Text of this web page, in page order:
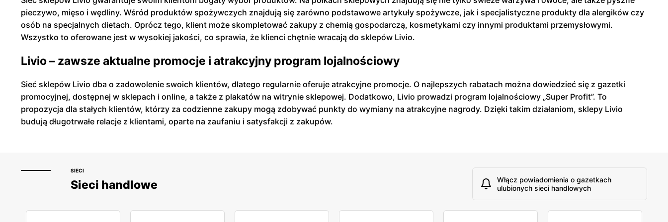
pieczywo, mięso i wędliny. Wśród produktów spożywczych znajdują się zarówno podstawowe artykuły spożywcze, jak i specjalistyczne produkty dla alergików czy
osób na specjalnych dietach. Oprócz tego, klient może skompletować zakupy z chemią gospodarczą, kosmetykami czy innymi produktami przemysłowymi.
Wszystko to oferowane jest w wysokiej jakości, co sprawia, że klienci chętnie wracają do sklepów Livio.
Livio – zawsze aktualne promocje i atrakcyjny program lojalnościowy
Sieć sklepów Livio dba o zadowolenie swoich klientów, dlatego regularnie oferuje atrakcyjne promocje. O najlepszych rabatach można dowiedzieć się z gazetki
promocyjnej, dostępnej w sklepach i online, a także z plakatów na witrynie sklepowej. Dodatkowo, Livio prowadzi program lojalnościowy „Super Profit”. To
propozycja dla stałych klientów, którzy za codzienne zakupy mogą zdobywać punkty do wymiany na atrakcyjne nagrody. Dzięki takim działaniom, sklepy Livio
budują długotrwałe relacje z klientami, oparte na zaufaniu i satysfakcji z zakupów.
SIECI
Sieci handlowe
Włącz powiadomienia o gazetkach
ulubionych sieci handlowych